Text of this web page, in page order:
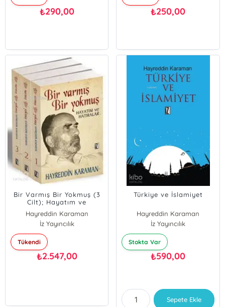
₺290,00 ₺250,00
Bir Varmış Bir Yokmuş (3
Cilt); Hayatım ve
Hatıralar
Hayreddin Karaman
İz Yayıncılık
Tükendi
₺2.547,00
Türkiye ve İslamiyet
Hayreddin Karaman
İz Yayıncılık
Stokta Var
₺590,00
Sepete Ekle